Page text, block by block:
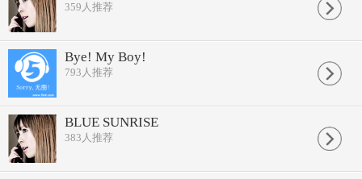
359 人推荐
Bye! My Boy!
793 人推荐
BLUE SUNRISE
383 人推荐